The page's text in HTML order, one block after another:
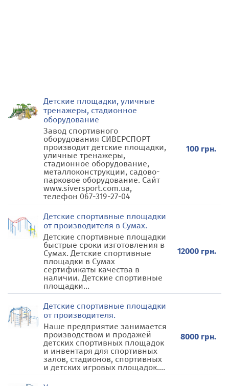
Детские площадки, уличные
тренажеры, стадионное
оборудование
Завод спортивного
оборудования СИВЕРСПОРТ
производит детские площадки,
уличные тренажеры,
стадионное оборудование,
металлоконструкции, садово-
парковое оборудование. Сайт
www.siversport.com.ua,
телефон 067-319-27-04
100 грн.
Детские спортивные площадки
от производителя в Сумах.
Детские спортивные площадки
быстрые сроки изготовления в
Сумах. Детские спортивные
площадки в Сумах
сертификаты качества в
наличии. Детские спортивные
площадки...
12000 грн.
Детские спортивные площадки
от производителя.
Наше предприятие занимается
производством и продажей
детских спортивных площадок
и инвентаря для спортивных
залов, стадионов, спортивных
и детских игровых площадок....
8000 грн.